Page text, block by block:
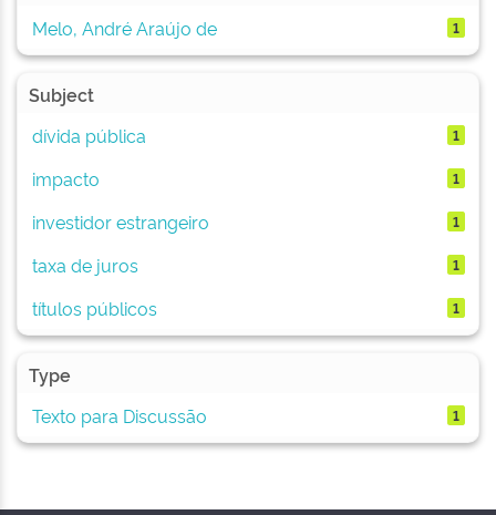
Melo, André Araújo de
1
Subject
dívida pública
1
impacto 1
investidor estrangeiro 1
taxa de juros 1
títulos públicos 1
Type
Texto para Discussão
1